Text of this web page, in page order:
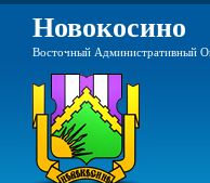
Новокосино
Восточный Административный